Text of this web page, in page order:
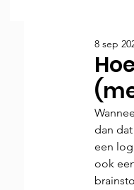
Strategie
Presentation
Digitale
8 sep
dan
een
ook